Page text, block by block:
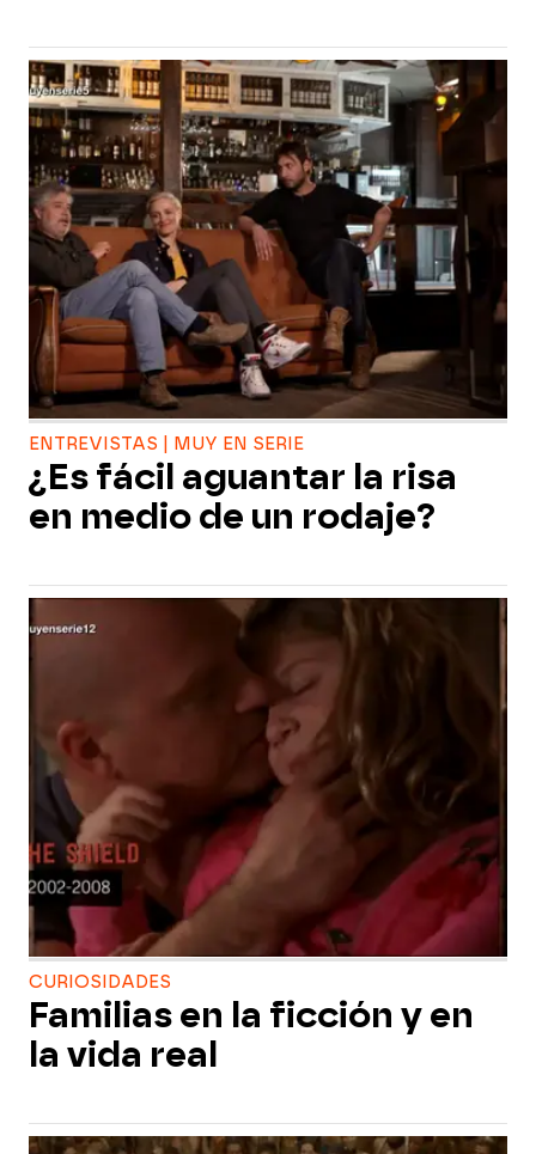
ENTREVISTAS | MUY EN SERIE
¿Es fácil aguantar la risa
en medio de un rodaje?
CURIOSIDADES
Familias en la ficción y en
la vida real